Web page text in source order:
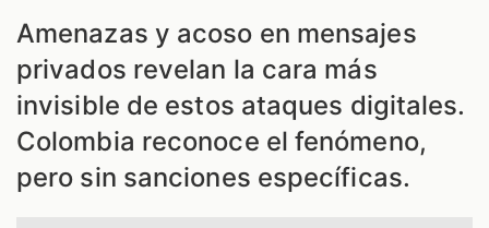
Amenazas y acoso en mensajes
privados revelan la cara más
invisible de estos ataques digitales.
Colombia reconoce el fenómeno,
pero sin sanciones específicas.